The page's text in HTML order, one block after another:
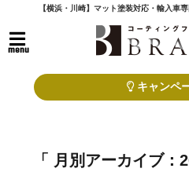
【横浜・川崎】マット塗装対応・輸入車
menu
キャンペ
「 月別アーカイブ